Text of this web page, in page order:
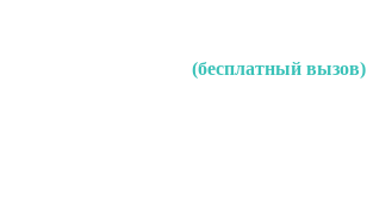
(бесплатный вызов)